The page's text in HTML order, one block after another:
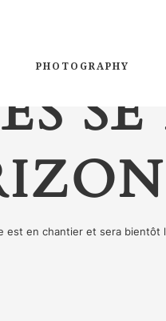
PHOTOGRAPHY
est en chantier et sera bientôt